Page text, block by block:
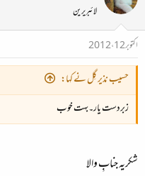
لائبریرین
اکتوبر 12، 2012
حسیب نذیر گِل نے کہا:
زبردست یار۔بہت خوب
شکریہ جنابِ والا